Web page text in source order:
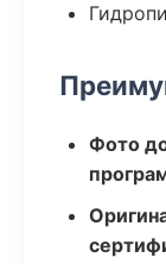
Фото